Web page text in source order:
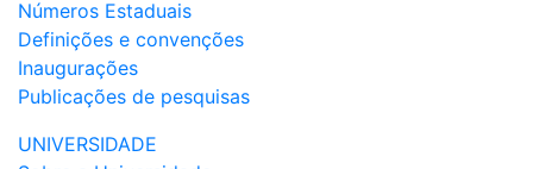
Números Estaduais
Definições e convenções
Inaugurações
Publicações de pesquisas
UNIVERSIDADE